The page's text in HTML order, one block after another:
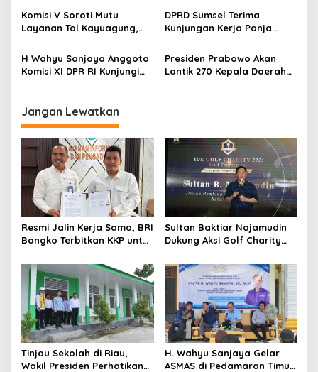
di Forum BSOJK Palembang
Kabupaten Lahat
Komisi V Soroti Mutu
Layanan Tol Kayuagung,
Over Celikah
DPRD Sumsel Terima
Kunjungan Kerja Panja
Republik Indonesia
H Wahyu Sanjaya Anggota
Komisi XI DPR RI Kunjungi
Imigrasi
Presiden Prabowo Akan
Lantik 270 Kepala Daerah
Jangan Lewatkan
​Resmi Jalin Kerja Sama, BRI
Bangko Terbitkan KKP untuk
Sultan Baktiar Najamudin
Dukung Aksi Golf Charity
Selatan
Tinjau Sekolah di Riau,
Wakil Presiden Perhatikan
H. Wahyu Sanjaya Gelar
ASMAS di Pedamaran Timur,